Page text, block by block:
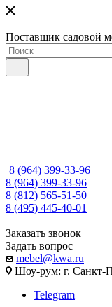
Поставщик садовой
8 (964) 399-33-96
8 (964) 399-33-96
8 (812) 565-51-50
8 (495) 445-40-01
Заказать звонок
Задать вопрос
mebel@kwa.ru
Шоу-рум: г. Санкт-
Telegram